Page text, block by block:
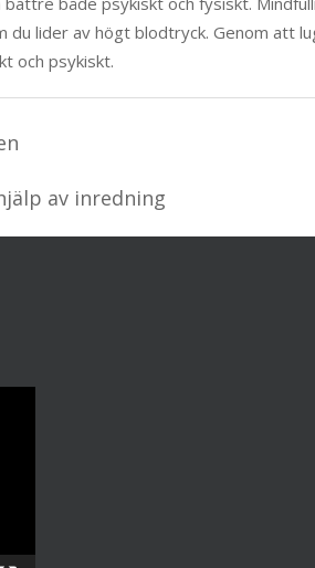
lider av högt blodtryck. Genom att
och psykiskt.
av inredning